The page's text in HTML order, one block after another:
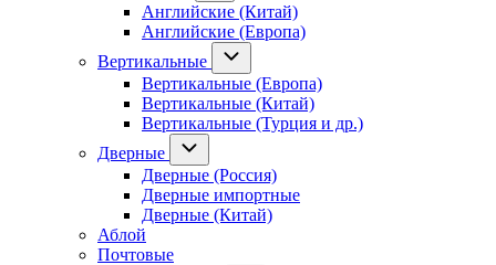
Английские (Китай)
Английские (Европа)
Вертикальные
Вертикальные (Европа)
Вертикальные (Китай)
Вертикальные (Турция и др.)
Дверные
Дверные (Россия)
Дверные импортные
Дверные (Китай)
Аблой
Почтовые